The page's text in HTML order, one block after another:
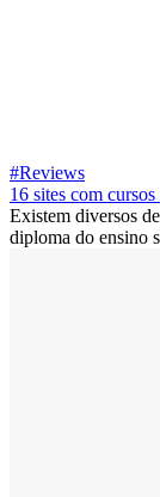
#Reviews
16 sites com
Existem diversos
diploma do ensino